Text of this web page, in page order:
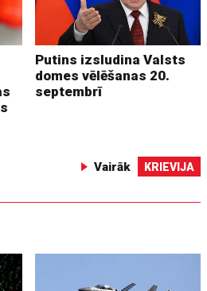
Putins izsludina Valsts
domes vēlēšanas 20.
septembrī
Vairāk KRIEVIJA